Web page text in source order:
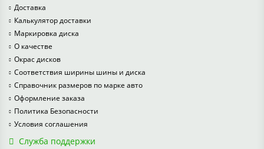
Доставка
Калькулятор доставки
Маркировка диска
О качестве
Окрас дисков
Соответствия ширины шины и диска
Справочник размеров по марке авто
Оформление заказа
Политика Безопасности
Условия соглашения
Служба поддержки